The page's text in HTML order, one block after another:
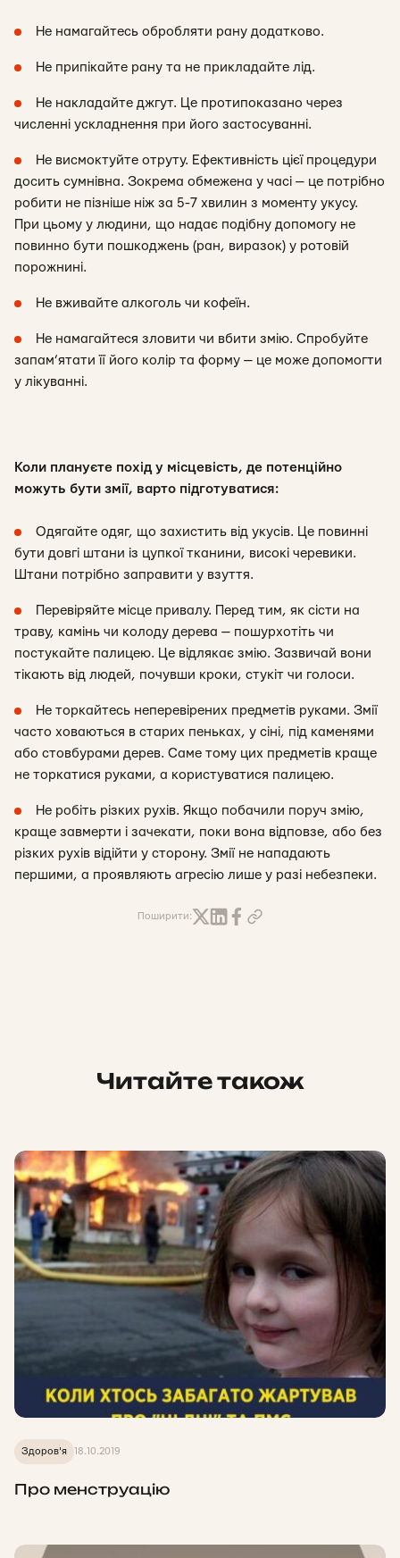
Не намагайтесь обробляти рану додатково.
Не припікайте рану та не прикладайте лід.
Не накладайте джгут. Це протипоказано через
численні ускладнення при його застосуванні.
Не висмоктуйте отруту. Ефективність цієї процедури
досить сумнівна. Зокрема обмежена у часі — це потрібно
робити не пізніше ніж за 5-7 хвилин з моменту укусу.
При цьому у людини, що надає подібну допомогу не
повинно бути пошкоджень (ран, виразок) у ротовій
порожнині.
Не вживайте алкоголь чи кофеїн.
Не намагайтеся зловити чи вбити змію. Спробуйте
запам’ятати її його колір та форму — це може допомогти
у лікуванні.
Коли плануєте похід у місцевість, де потенційно
можуть бути змії, варто підготуватися:
Одягайте одяг, що захистить від укусів. Це повинні
бути довгі штани із цупкої тканини, високі черевики.
Штани потрібно заправити у взуття.
Перевіряйте місце привалу. Перед тим, як сісти на
траву, камінь чи колоду дерева — пошурхотіть чи
постукайте палицею. Це відлякає змію. Зазвичай вони
тікають від людей, почувши кроки, стукіт чи голоси.
Не торкайтесь неперевірених предметів руками. Змії
часто ховаються в старих пеньках, у сіні, під каменями
або стовбурами дерев. Саме тому цих предметів краще
не торкатися руками, а користуватися палицею.
Не робіть різких рухів. Якщо побачили поруч змію,
краще завмерти і зачекати, поки вона відповзе, або без
різких рухів відійти у сторону. Змії не нападають
першими, а проявляють агресію лише у разі небезпеки.
Поширити:
Читайте також
Здоров'я 18.10.2019
Про менструацію